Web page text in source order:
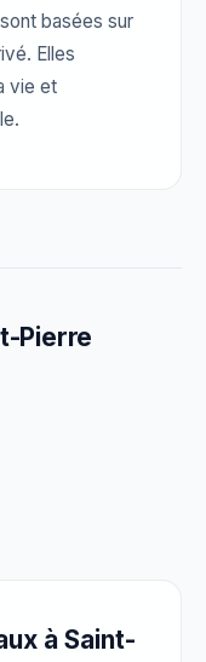
basées sur
Elles
vie et
Pierre
à Saint-